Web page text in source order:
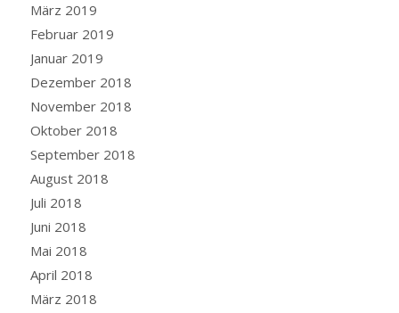
März 2019
Februar 2019
Januar 2019
Dezember 2018
November 2018
Oktober 2018
September 2018
August 2018
Juli 2018
Juni 2018
Mai 2018
April 2018
März 2018